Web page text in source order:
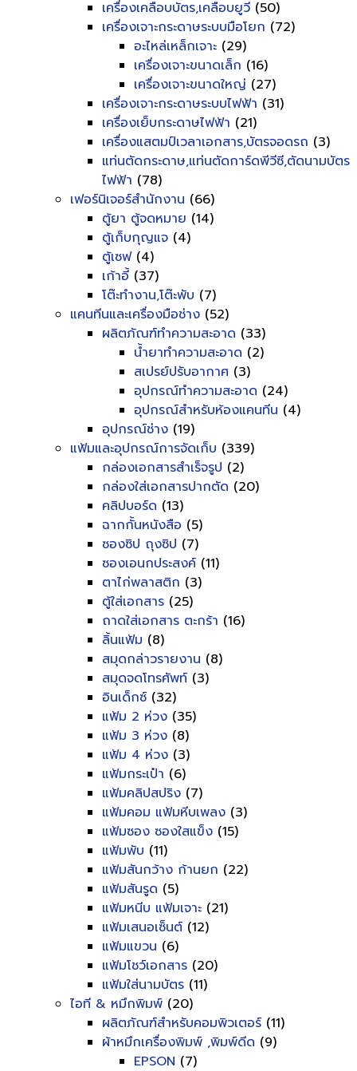
เครื่องเคลือบบัตร,เคลือบยูวี (50)
เครื่องเจาะกระดาษระบบมือโยก (72)
อะไหล่เหล็กเจาะ (29)
เครื่องเจาะขนาดเล็ก (16)
เครื่องเจาะขนาดใหญ่ (27)
เครื่องเจาะกระดาษระบบไฟฟ้า (31)
เครื่องเย็บกระดาษไฟฟ้า (21)
เครื่องแสตมป์เวลาเอกสาร,บัตรจอดรถ (3)
แท่นตัดกระดาษ,แท่นตัดการ์ดพีวีซี,ตัดนามบัตร
ไฟฟ้า (78)
เฟอร์นิเจอร์สำนักงาน (66)
ตู้ยา ตู้จดหมาย (14)
ตู้เก็บกุญแจ (4)
ตู้เซฟ(4)
เก้าอี้ (37)
โต๊ะทำงาน,โต๊ะพับ (7)
แคนทีนและเครื่องมือช่าง (52)
ผลิตภัณฑ์ทำความสะอาด (33)
น้ำยาทำความสะอาด (2)
สเปรย์ปรับอากาศ (3)
อุปกรณ์ทำความสะอาด (24)
อุปกรณ์สำหรับห้องแคนทีน (4)
อุปกรณ์ช่าง (19)
แฟ้มและอุปกรณ์การจัดเก็บ (339)
กล่องเอกสารสำเร็จรูป (2)
กล่องใส่เอกสารปากตัด (20)
คลิปบอร์ด (13)
ฉากกั้นหนังสือ (5)
ซองซิป ถุงซิป (7)
ซองเอนกประสงค์ (11)
ตาไก่พลาสติก (3)
ตู้ใส่เอกสาร (25)
ถาดใส่เอกสาร ตะกร้า (16)
ลิ้นแฟ้ม (8)
สมุดกล่าวรายงาน (8)
สมุดจดโทรศัพท์ (3)
อินเด็กซ์ (32)
แฟ้ม 2 ห่วง (35)
แฟ้ม 3 ห่วง (8)
แฟ้ม 4 ห่วง (3)
แฟ้มกระเป๋า (6)
แฟ้มคลิปสปริง (7)
แฟ้มคอม แฟ้มหีบเพลง (3)
แฟ้มซอง ซองใสแข็ง (15)
แฟ้มพับ (11)
แฟ้มสันกว้าง ก้านยก (22)
แฟ้มสันรูด (5)
แฟ้มหนีบ แฟ้มเจาะ (21)
แฟ้มเสนอเซ็นต์ (12)
แฟ้มแขวน (6)
แฟ้มโชว์เอกสาร (20)
แฟ้มใส่นามบัตร (11)
ไอที & หมึกพิมพ์ (20)
ผลิตภัณฑ์สำหรับคอมพิวเตอร์ (11)
ผ้าหมึกเครื่องพิมพ์ ,พิมพ์ดีด (9)
EPSON (7)